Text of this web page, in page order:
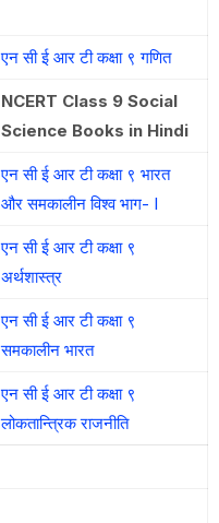
एन सी ई आर टी कक्षा ९ गणित
NCERT Class 9 Social
Science Books in Hindi
एन सी ई आर टी कक्षा ९ भारत
और समकालीन विश्व भाग- I
एन सी ई आर टी कक्षा ९
अर्थशास्त्र
एन सी ई आर टी कक्षा ९
समकालीन भारत
एन सी ई आर टी कक्षा ९
लोकतान्त्रिक राजनीति